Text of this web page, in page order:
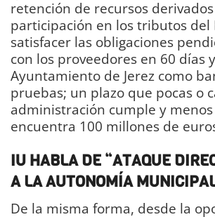
retención de recursos
participación en los tributos del
satisfacer las obligaciones
con los proveedores en 60 días
Ayuntamiento de Jerez como
pruebas; un plazo que pocas o
administración cumple y
encuentra 100 millones de
IU HABLA DE “ATAQUE
A LA AUTONOMÍA
De la misma forma, desde la